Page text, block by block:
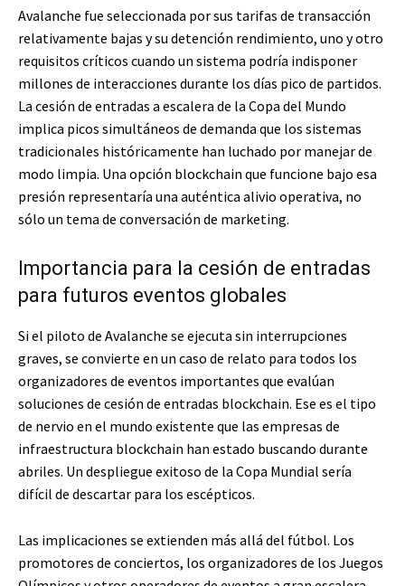
Avalanche fue seleccionada por sus tarifas de transacción
relativamente bajas y su detención rendimiento, uno y otro
requisitos críticos cuando un sistema podría indisponer
millones de interacciones durante los días pico de partidos.
La cesión de entradas a escalera de la Copa del Mundo
implica picos simultáneos de demanda que los sistemas
tradicionales históricamente han luchado por manejar de
modo limpia. Una opción blockchain que funcione bajo esa
presión representaría una auténtica alivio operativa, no
sólo un tema de conversación de marketing.
Importancia para la cesión de entradas
para futuros eventos globales
Si el piloto de Avalanche se ejecuta sin interrupciones
graves, se convierte en un caso de relato para todos los
organizadores de eventos importantes que evalúan
soluciones de cesión de entradas blockchain. Ese es el tipo
de nervio en el mundo existente que las empresas de
infraestructura blockchain han estado buscando durante
abriles. Un despliegue exitoso de la Copa Mundial sería
difícil de descartar para los escépticos.
Las implicaciones se extienden más allá del fútbol. Los
promotores de conciertos, los organizadores de los Juegos